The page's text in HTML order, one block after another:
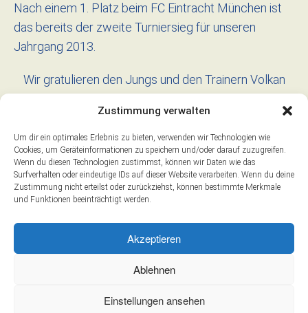
Zustimmung verwalten
Um dir ein optimales Erlebnis zu bieten, verwenden wir Technologien wie
Cookies, um Geräteinformationen zu speichern und/oder darauf zuzugreifen.
Wenn du diesen Technologien zustimmst, können wir Daten wie das
Surfverhalten oder eindeutige IDs auf dieser Website verarbeiten. Wenn du deine
Zustimmung nicht erteilst oder zurückziehst, können bestimmte Merkmale
und Funktionen beeinträchtigt werden.
Akzeptieren
Ablehnen
Einstellungen ansehen
Nach einem 1. Platz beim FC Eintracht München ist
das bereits der zweite Turniersieg für unseren
Jahrgang 2013.
Wir gratulieren den Jungs und den Trainern Volkan
Marko Schlegelmilch | 15. Juli 2025 | 0 comments
Zurück zur letzten Seite
Impressum